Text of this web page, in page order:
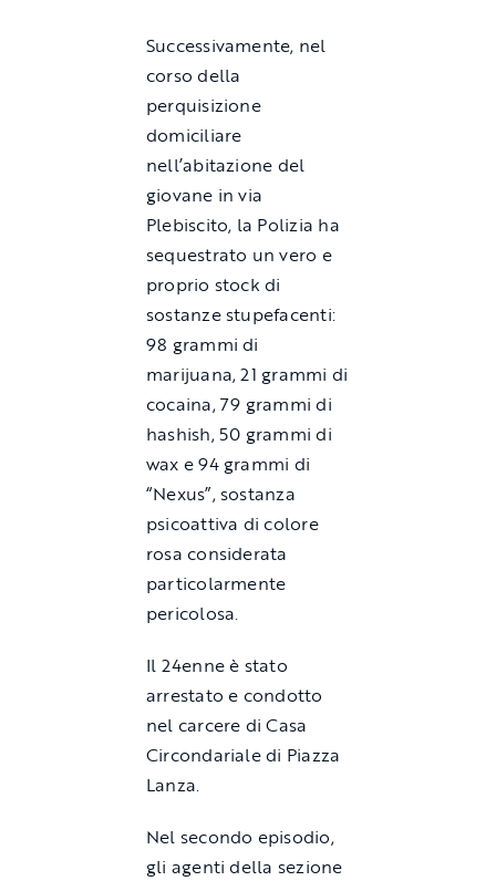
Successivamente, nel
corso della
perquisizione
domiciliare
nell’abitazione del
giovane in via
Plebiscito, la Polizia ha
sequestrato un vero e
proprio stock di
sostanze stupefacenti:
98 grammi di
marijuana, 21 grammi di
cocaina, 79 grammi di
hashish, 50 grammi di
wax e 94 grammi di
“Nexus”, sostanza
psicoattiva di colore
rosa considerata
particolarmente
pericolosa.
Il 24enne è stato
arrestato e condotto
nel carcere diCasa
Circondariale di Piazza
Lanza.
Nel secondo episodio,
gli agenti della sezione